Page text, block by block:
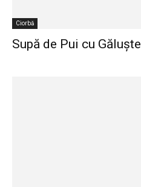
Ciorbă
Supă de Pui cu Găluște